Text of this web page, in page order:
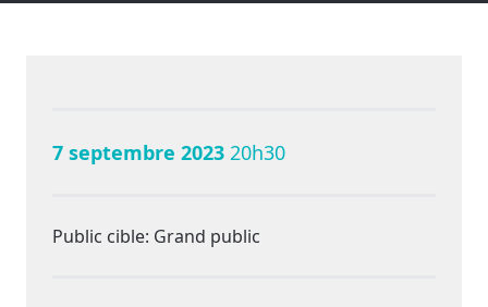
7 septembre 2023 20h30
Public cible: Grand public